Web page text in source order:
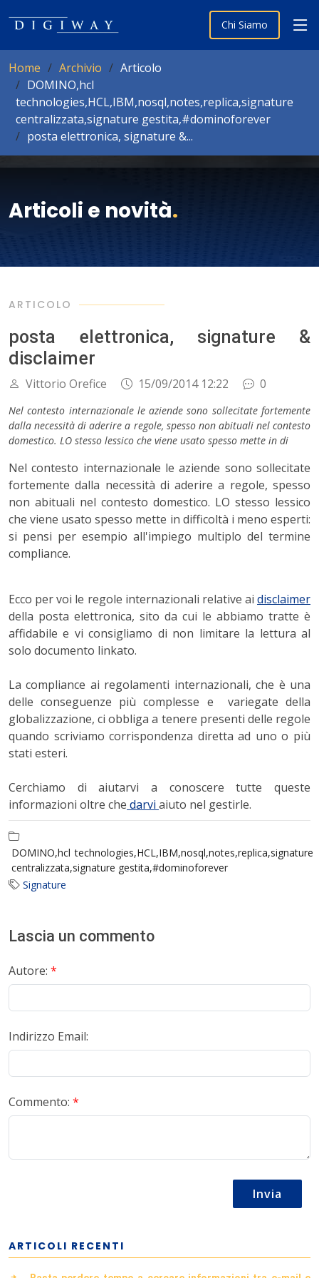
Chi Siamo
Home Archivio
Articolo
DOMINO,hcl
technologies,HCL,IBM,nosql,notes,replica,signature
centralizzata,signature gestita,#dominoforever
posta elettronica, signature &...
Articoli e novità.
ARTICOLO
posta elettronica, signature &
disclaimer
Vittorio Orefice 15/09/2014 12:22 0
Nel contesto internazionale le aziende sono sollecitate fortemente
dalla necessità di aderire a regole, spesso non abituali nel contesto
domestico. LO stesso lessico che viene usato spesso mette in di
Nel contesto internazionale le aziende sono sollecitate
fortemente dalla necessità di aderire a regole, spesso
non abituali nel contesto domestico. LO stesso lessico
che viene usato spesso mette in difficoltà i meno esperti:
si pensi per esempio all'impiego multiplo del termine
compliance.
Ecco per voi le regole internazionali relative ai disclaimer
della posta elettronica, sito da cui le abbiamo tratte è
affidabile e vi consigliamo di non limitare la lettura al
solo documento linkato.
La compliance ai regolamenti internazionali, che è una
delle conseguenze più complesse e variegate della
globalizzazione, ci obbliga a tenere presenti delle regole
quando scriviamo corrispondenza diretta ad uno o più
stati esteri.
Cerchiamo di aiutarvi a conoscere tutte queste
informazioni oltre che darvi aiuto nel gestirle.
DOMINO,hcl technologies,HCL,IBM,nosql,notes,replica,signature
centralizzata,signature gestita,#dominoforever
Signature
Lascia un commento
Autore: *
Indirizzo Email:
Commento: *
Invia
ARTICOLI RECENTI